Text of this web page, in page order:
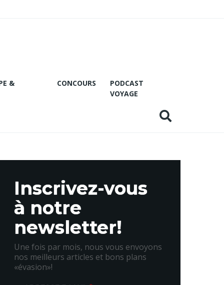
&
CONCOURS
PODCAST
VOYAGE
Inscrivez-vous
à notre
newsletter!
Une fois par mois, nous vous envoyons
nos meilleurs articles et bons plans
«évasion»!